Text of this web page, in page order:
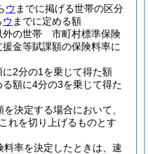
ウ までに掲げる世帯の区分
ウ までに定める額
外の世帯 市町村標準保険
金等賦課額の保険料率に
に2分の1を乗じて得た額
る額に4分の3を乗じて得た
を決定する場合において、
れを切り上げるものとす
料率を決定したときは、速